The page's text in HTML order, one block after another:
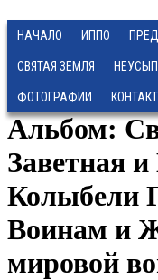
НАЧАЛО ИППО
СВЯТАЯ ЗЕМЛЯ
ФОТОГРАФИИ
Альбом:
Заветная
Колыбели
Воинам и
мировой